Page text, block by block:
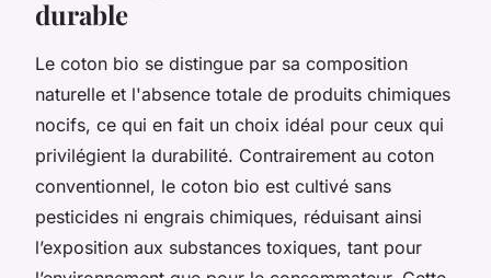
durable
Le coton bio se distingue par sa composition
naturelle et l'absence totale de produits chimiques
nocifs, ce qui en fait un choix idéal pour ceux qui
privilégient la durabilité. Contrairement au coton
conventionnel, le coton bio est cultivé sans
pesticides ni engrais chimiques, réduisant ainsi
l’exposition aux substances toxiques, tant pour